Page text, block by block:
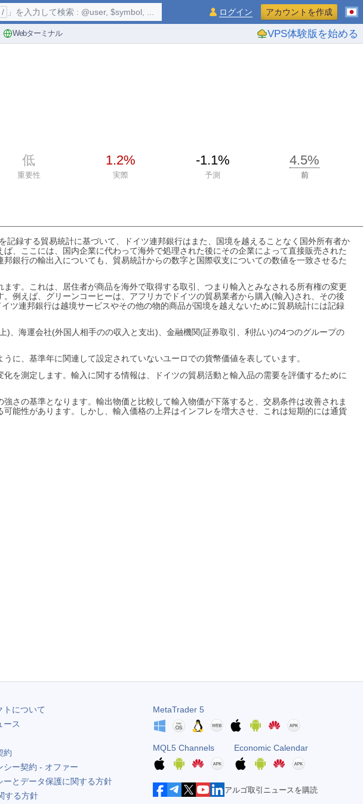
Webターミナル VPS体験版を始める
/ 」を入力して検索 : @user, $symbol, ... ログイン アカウントを作成
低 1.2% -1.1% 4.5%
重要性 実際 予測 前
録する貿易統計に基づいて、ドイツ連邦銀行はまた、国境を越えることなく国外所有者か
、ここには、国内企業に代わって海外で処理された後にその企業によって直接販売された
銀行の輸出入についても、貿易統計からの数字と国際収支についての数値を一致させるた
す。これは、居住者が商品を海外で取得する取引、つまり輸入とみなされる所有権の変更
例えば、グリーンコーヒーは、アフリカでドイツの貿易業者から購入(輸入)され、その後
ツ連邦銀行は越境サービスやその他の物的商品が国境を越えないために貿易統計には記録
、海運会社(外国人相手のの収入と支出)、金融機関(証券取引、利払い)の4つのグループの
に、基準年に関連して設定されていないユーロでの貨幣価値を表しています。
を測定します。輸入に関する情報は、ドイツの貿易活動と輸入品の需要を評価するために
さの基準となります。輸出物価と比較して輸入物価が下落すると、交易条件は改善されま
能性があります。しかし、輸入価格の上昇はインフレを増大させ、これは短期的には通貨
トについて
ース
約
シー契約 - オファー
ーとデータ保護に関する方針
する方針
MetaTrader 5
MQL5 Channels Economic Calendar
アルゴ取引ニュースを購読